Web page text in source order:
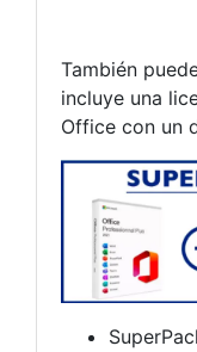
También
incluye una
Office con un